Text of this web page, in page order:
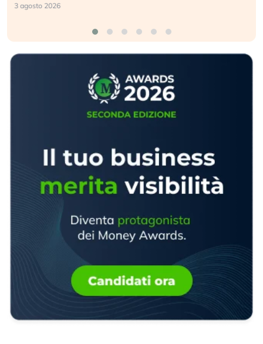
3 agosto 2026